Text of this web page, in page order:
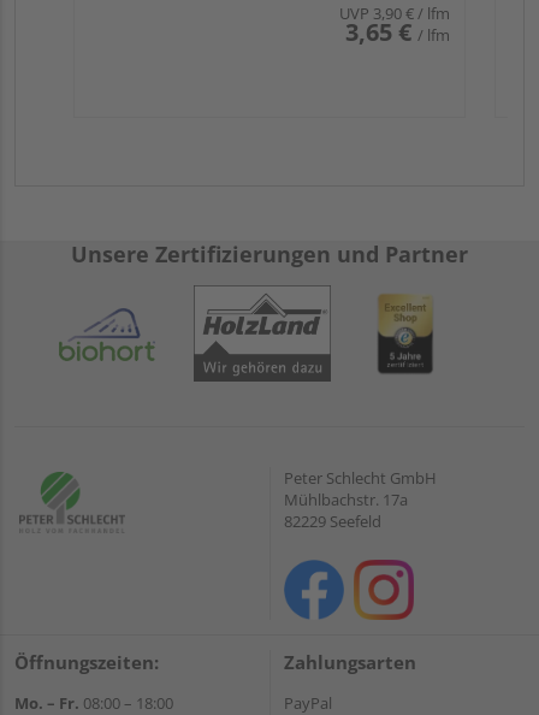
UVP 3,90 €/ lfm
3,65 € / lfm
Unsere Zertifizierungen und Partner
Peter Schlecht GmbH
Mühlbachstr. 17a
82229 Seefeld
Öffnungszeiten:
Mo. – Fr. 08:00 – 18:00
Zahlungsarten
PayPal